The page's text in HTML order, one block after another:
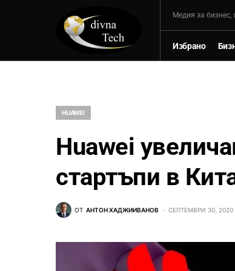
Mедия за
Избрано
HUAWEI
Huawei
стартъпи в
ОТ АНТОН ХАДЖИИВАНОВ СЕПТЕМВРИ 30, 2020